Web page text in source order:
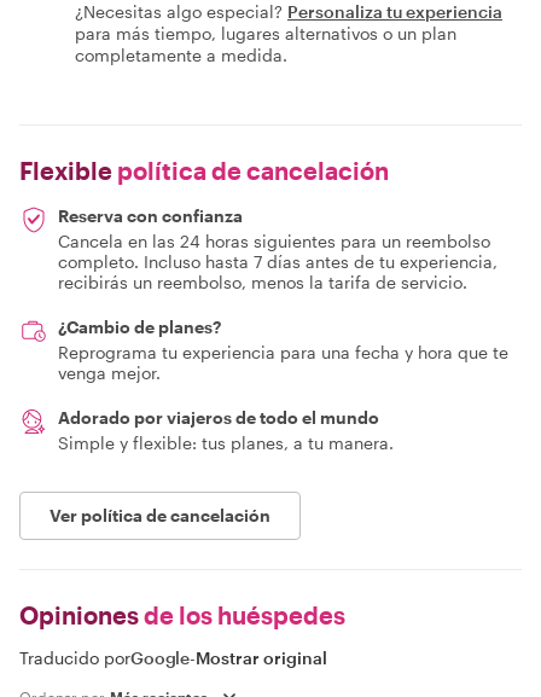
¿Necesitas algo especial? Personaliza tu experiencia
para más tiempo, lugares alternativos o un plan
completamente a medida.
Flexible política de cancelación
Reserva con confianza
Cancela en las 24 horas siguientes para un reembolso
completo. Incluso hasta 7 días antes de tu experiencia,
recibirás un reembolso, menos la tarifa de servicio.
¿Cambio de planes?
Reprograma tu experiencia para una fecha y hora que te
venga mejor.
Adorado por viajeros de todo el mundo
Simple y flexible: tus planes, a tu manera.
Ver política de cancelación
Opinionesde los huéspedes
Traducido porGoogle-Mostrar original